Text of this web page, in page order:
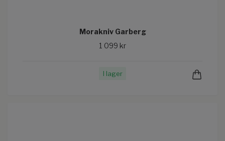
Morakniv Garberg
1 099 kr
I lager